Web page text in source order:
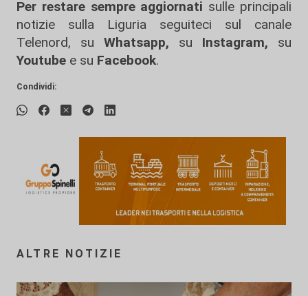
Per restare sempre aggiornati sulle principali
notizie sulla Liguria seguiteci sul canale
Telenord, su
Whatsapp, su Instagram, su
Youtube e su Facebook.
Condividi:
ALTRE NOTIZIE